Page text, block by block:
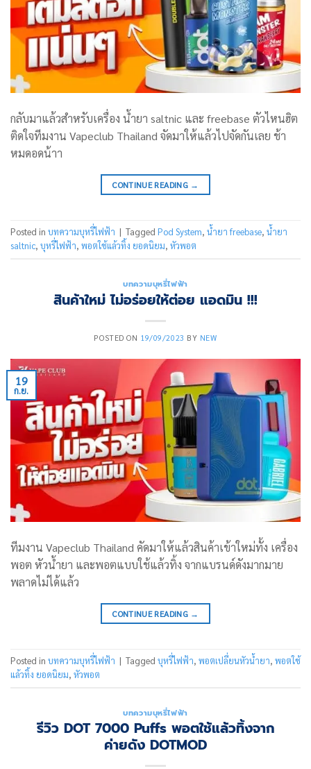
กลับมาแล้วสำหรับเครื่อง น้ำยา saltnic และ freebase ตัวไหนฮิต
ติดใจทีมงาน Vapeclub Thailand จัดมาให้แล้วไปจัดกันเลย ช้า
หมดอดน้าา
CONTINUE READING →
Posted in บทความบุหรี่ไฟฟ้า | Tagged Pod System, น้ำยา freebase, น้ำยา
saltnic, บุหรี่ไฟฟ้า, พอตใช้แล้วทิ้ง ยอดนิยม, หัวพอต
บทความบุหรี่ไฟฟ้า
สินค้าใหม่ ไม่อร่อยให้ต่อย แอดมิน !!!
POSTED ON 19/09/2023 BY NEW
19
ก.ย.
ทีมงาน Vapeclub Thailand คัดมาให้แล้วสินค้าเข้าใหม่ทั้ง เครื่อง
พอต หัวน้ำยา และพอตแบบใช้แล้วทิ้ง จากแบรนด์ดังมากมาย
พลาดไม่ได้แล้ว
CONTINUE READING →
Posted in บทความบุหรี่ไฟฟ้า | Tagged บุหรี่ไฟฟ้า, พอตเปลี่ยนหัวน้ำยา, พอตใช้
แล้วทิ้ง ยอดนิยม, หัวพอต
บทความบุหรี่ไฟฟ้า
รีวิว DOT 7000 Puffs พอตใช้แล้วทิ้งจาก
ค่ายดัง DOTMOD